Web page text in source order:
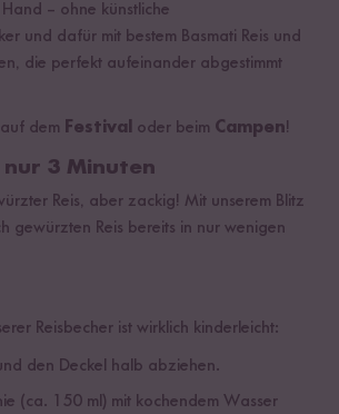
– ohne künstliche
und dafür mit bestem Basmati Reis und
die perfekt aufeinander abgestimmt
dem Festival oder beim Campen!
nur 3 Minuten
Reis, aber zackig! Mit unserem Blitz
gewürzten Reis bereits in nur wenigen
Reisbecher ist wirklich kinderleicht:
den Deckel halb abziehen.
(ca. 150 ml) mit kochendem Wasser